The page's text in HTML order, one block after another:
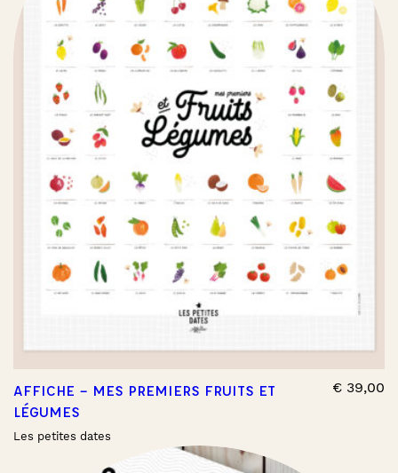
AFFICHE – MES PREMIERS FRUITS ET
LÉGUMES
Les petites dates
€ 39,00